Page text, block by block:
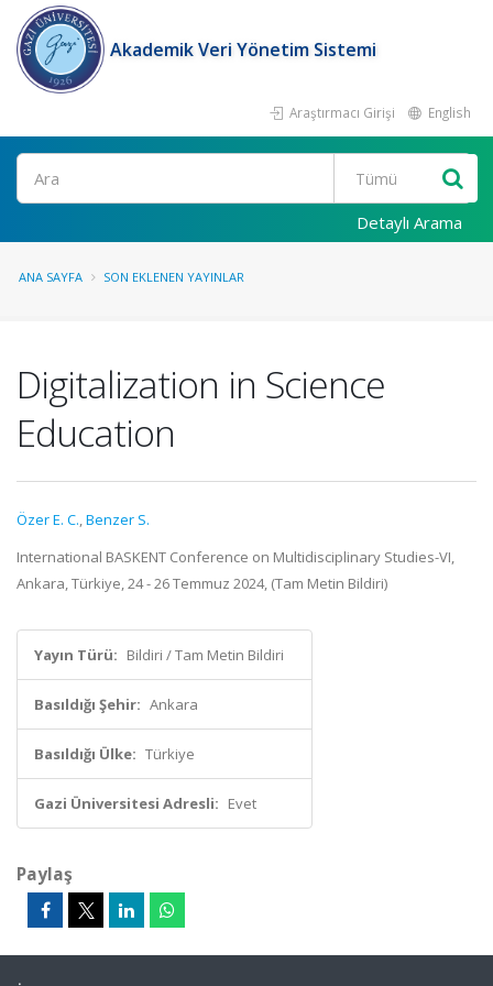
Akademik Veri Yönetim Sistemi
Araştırmacı Girişi English
Ara
Detaylı Arama
ANA SAYFA SON EKLENEN YAYINLAR
Digitalization in Science
Education
Özer E. C.,Benzer S.
International BASKENT Conference on Multidisciplinary Studies-VI,
Ankara, Türkiye, 24 - 26 Temmuz 2024, (Tam Metin Bildiri)
Yayın Türü: Bildiri / Tam Metin Bildiri
Basıldığı Şehir: Ankara
Basıldığı Ülke: Türkiye
Gazi Üniversitesi Adresli: Evet
Paylaş